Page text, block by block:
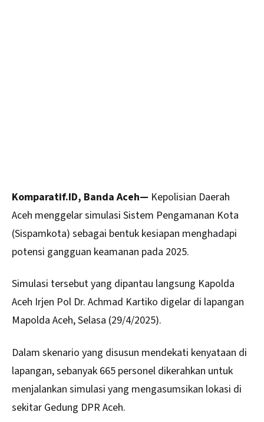
Komparatif.ID, Banda Aceh— Kepolisian Daerah
Aceh menggelar simulasi Sistem Pengamanan Kota
(Sispamkota) sebagai bentuk kesiapan menghadapi
potensi gangguan keamanan pada 2025.
Simulasi tersebut yang dipantau langsung Kapolda
Aceh Irjen Pol Dr. Achmad Kartiko digelar di lapangan
Mapolda Aceh, Selasa (29/4/2025).
Dalam skenario yang disusun mendekati kenyataan di
lapangan, sebanyak 665 personel dikerahkan untuk
menjalankan simulasi yang mengasumsikan lokasi di
sekitar Gedung DPR Aceh.